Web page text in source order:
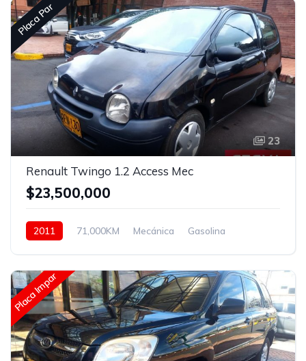
Placa Par
23
Renault Twingo 1.2 Access Mec
$23,500,000
2011 71,000KM Mecánica
Gasolina
Placa Impar